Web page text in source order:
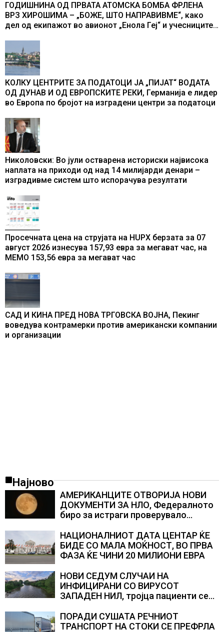
ГОДИШНИНА ОД ПРВАТА АТОМСКА БОМБА ФРЛЕНА
ВРЗ ХИРОШИМА – „БОЖЕ, ШТО НАПРАВИВМЕ“, како
дел од екипажот во авионот „Енола Геј“ и учесниците
промени текот на историјата
КОЛКУ ЦЕНТРИТЕ ЗА ПОДАТОЦИ ЈА „ПИЈАТ“ ВОДАТА
ОД ДУНАВ И ОД ЕВРОПСКИТЕ РЕКИ, Германија е лидер
во Европа по бројот на изградени центри за податоци
Николовски: Во јули остварена историски највисока
наплата на приходи од над 14 милијарди денари –
изградивме систем што испорачува резултати
Просечната цена на струјата на HUPX берзата за 07
август 2026 изнесува 157,93 евра за мегават час, на
МЕМО 153,56 евра за мегават час
САД И КИНА ПРЕД НОВА ТРГОВСКА ВОЈНА, Пекинг
воведува контрамерки против американски компании
и организации
Најново
АМЕРИКАНЦИТЕ ОТВОРИЈА НОВИ
ДОКУМЕНТИ ЗА НЛО, Федералното
биро за истраги проверувало
триаголници со светла“
НАЦИОНАЛНИОТ ДАТА ЦЕНТАР ЌЕ
БИДЕ СО МАЛА МОЌНОСТ, ВО ПРВА
ФАЗА ЌЕ ЧИНИ 20 МИЛИОНИ ЕВРА
НОВИ СЕДУМ СЛУЧАИ НА
ИНФИЦИРАНИ СО ВИРУСОТ
ЗАПАДЕН НИЛ, тројца пациенти се
ПОРАДИ СУШАТА РЕЧНИОТ
ТРАНСПОРТ НА СТОКИ СЕ ПРЕФРЛА